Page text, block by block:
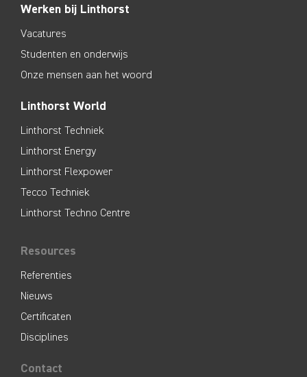
Werken bij Linthorst
Vacatures
Studenten en onderwijs
Onze mensen aan het woord
Linthorst World
Linthorst Techniek
Linthorst Energy
Linthorst Flexpower
Tecco Techniek
Linthorst Techno Centre
Resources
Referenties
Nieuws
Certificaten
Disciplines
Contact